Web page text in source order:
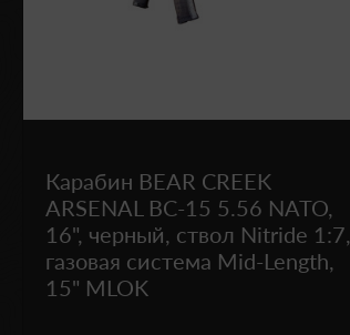
Карабин BEAR CREEK
ARSENAL BC-15 5.56 NATO,
16", черный, ствол Nitride 1:7,
газовая система Mid-Length,
15" MLOK